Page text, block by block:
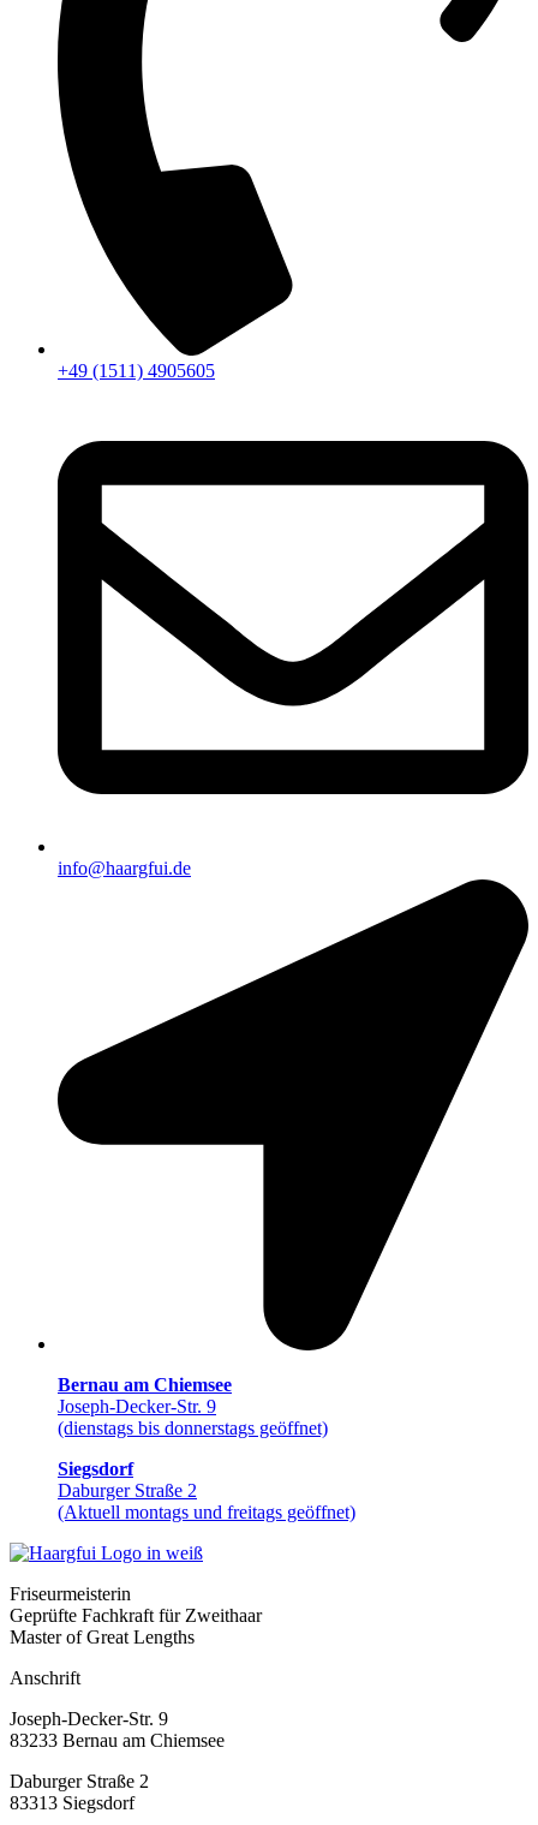
+49 (1511) 4905605
info@haargfui.de
Bernau am Chiemsee
Joseph-Decker-Str. 9
(dienstags bis donnerstags geöffnet)
Siegsdorf
Daburger Straße 2
(Aktuell montags und freitags geöffnet)
Friseurmeisterin
Geprüfte Fachkraft für Zweithaar
Master of Great Lengths
Anschrift
Joseph-Decker-Str. 9
83233 Bernau am Chiemsee
Daburger Straße 2
83313 Siegsdorf